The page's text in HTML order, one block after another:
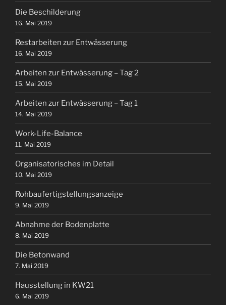
Die Beschilderung
16. Mai 2019
Restarbeiten zur Entwässerung
16. Mai 2019
Arbeiten zur Entwässerung – Tag 2
15. Mai 2019
Arbeiten zur Entwässerung – Tag 1
14. Mai 2019
Work-Life-Balance
11. Mai 2019
Organisatorisches im Detail
10. Mai 2019
Rohbaufertigstellungsanzeige
9. Mai 2019
Abnahme der Bodenplatte
8. Mai 2019
Die Betonwand
7. Mai 2019
Hausstellung in KW21
6. Mai 2019